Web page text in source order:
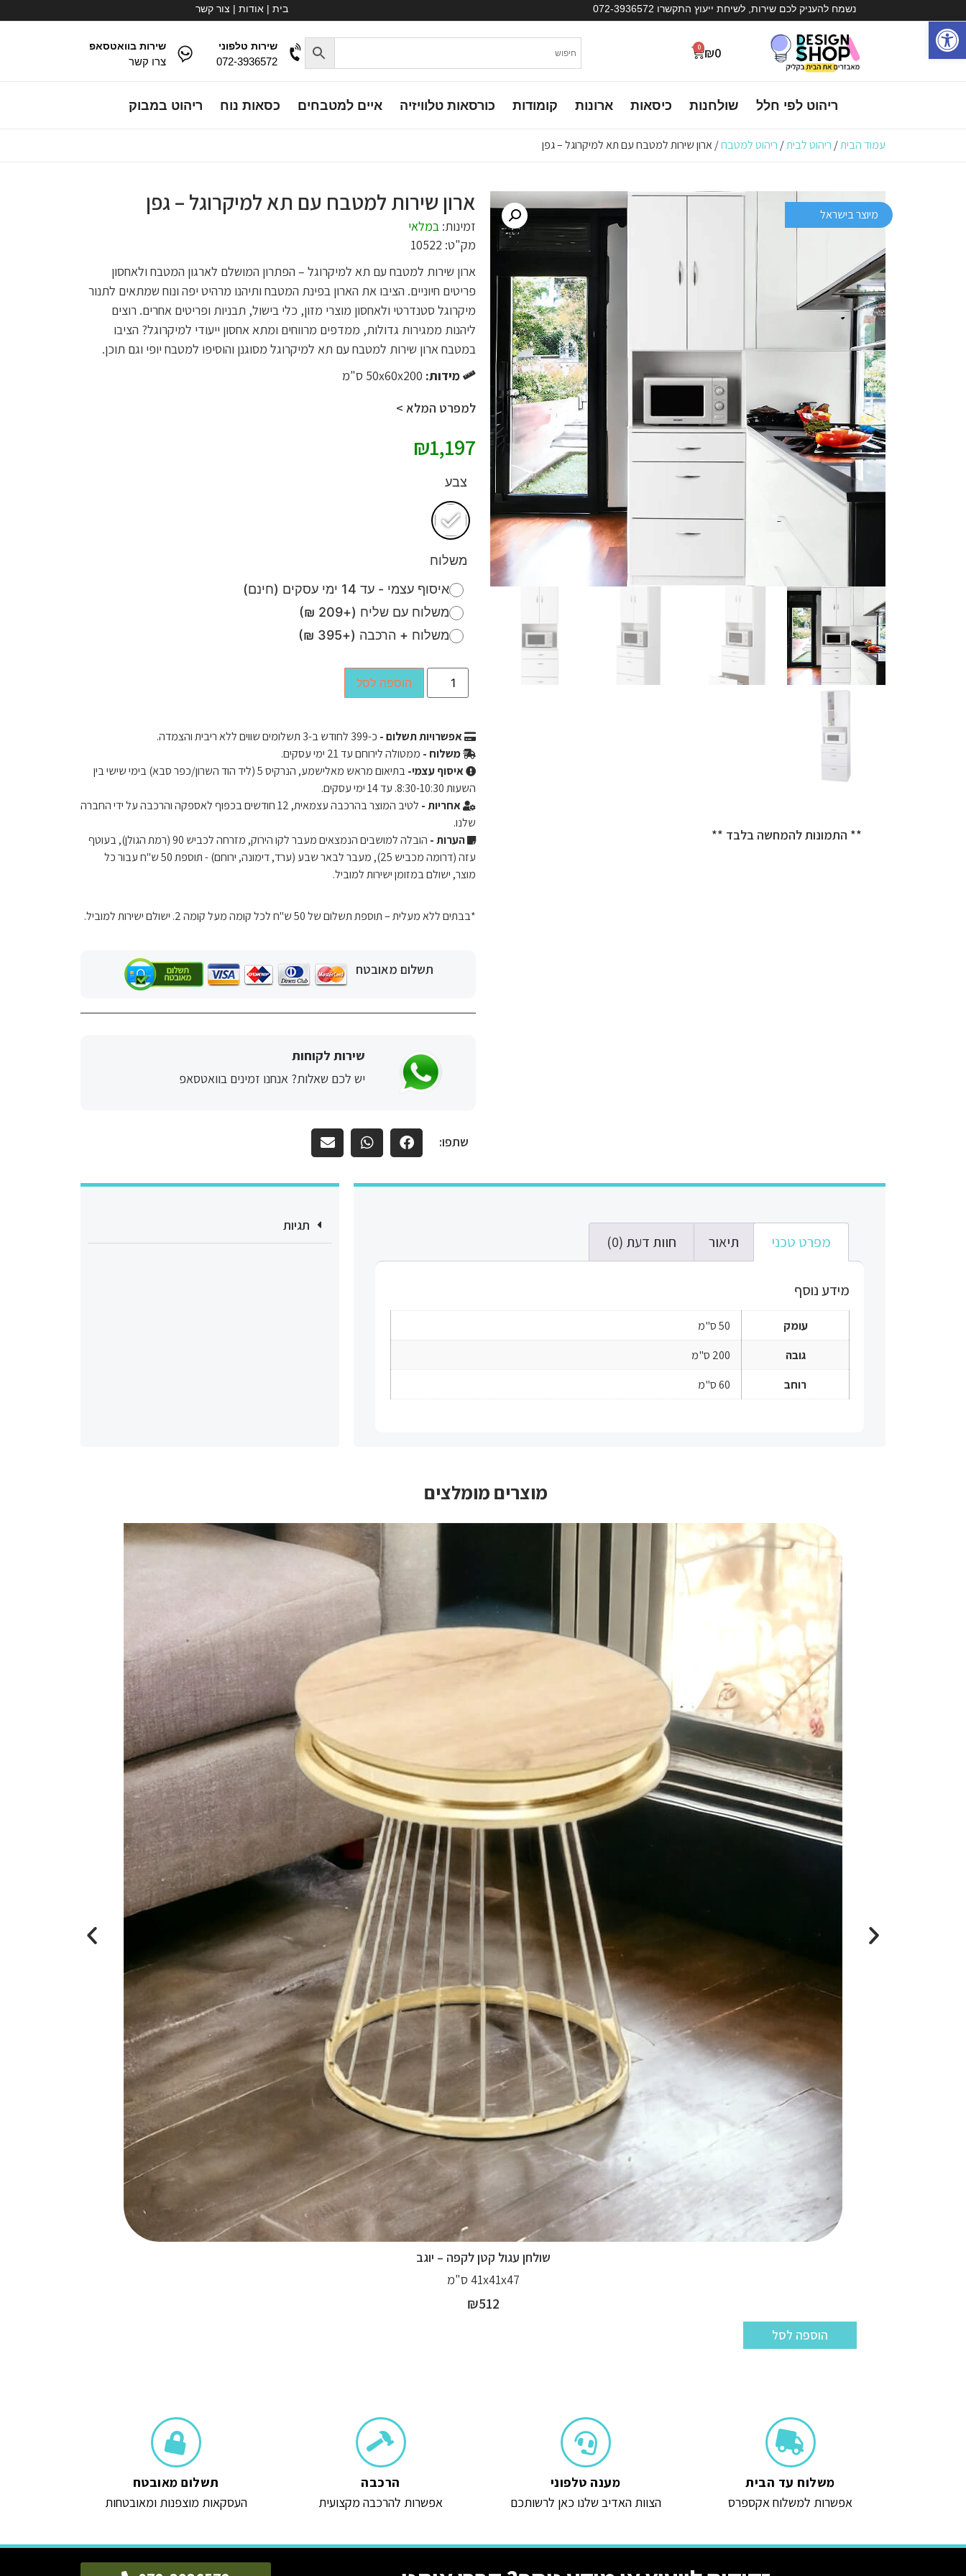
נשמח להעניק לכם שירות, לשיחת ייעוץ התקשרו 072-3936572 בית | אודות | צור קשר
₪0
0 שירות טלפוני
072-3936572
שירות בוואטסאפ
צרו קשר
ריהוט לפי חלל שולחנות כיסאות ארונות קומודות כורסאות טלוויזיה איים למטבחים כסאות נוח ריהוט במבוק
עמוד הבית/ ריהוט לבית/ ריהוט למטבח/ ארון שירות למטבח עם תא למיקרוגל – גפן
** התמונות להמחשה בלבד **
מיוצר בישראל ארון שירות למטבח עם תא למיקרוגל – גפן
זמינות: במלאי
מק"ט: 10522
ארון שירות למטבח עם תא למיקרוגל – הפתרון המושלם לארגון המטבח ולאחסון
פריטים חיוניים. הציבו את הארון בפינת המטבח ותיהנו מרהיט יפה ונוח שמתאים לתנור
מיקרוגל סטנדרטי ולאחסון מוצרי מזון, כלי בישול, תבניות ופריטים אחרים. רוצים
ליהנות ממגירות גדולות, ממדפים מרווחים ומתא אחסון ייעודי למיקרוגל? הציבו
במטבח ארון שירות למטבח עם תא למיקרוגל מסוגנן והוסיפו למטבח יופי וגם תוכן.
מידות: 50x60x200 ס"מ
למפרט המלא >
₪1,197
צבע
משלוח
איסוף עצמי - עד 14 ימי עסקים (חינם)
משלוח עם שליח (+209 ₪)
משלוח + הרכבה (+395 ₪)
הוספה לסל
אפשרויות תשלום - כ-399 לחודש ב-3 תשלומים שווים ללא ריבית והצמדה.
משלוח - ממטולה לירוחם עד 21 ימי עסקים.
איסוף עצמי-
בתיאום מראש מאלישמע, הנרקיס 5 (ליד הוד השרון/כפר סבא) בימי שישי בין
השעות 8:30-10:30. עד 14 ימי עסקים.
אחריות -
לטיב המוצר בהרכבה עצמאית, 12 חודשים בכפוף לאספקה ​​והרכבה על ידי החברה
שלנו.
הערות -
הובלה למושבים הנמצאים מעבר לקו הירוק, מזרחה לכביש 90 (רמת הגולן), בעוטף
עזה (דרומה מכביש 25), מעבר לבאר שבע (ערד, דימונה, ירוחם) - תוספת 50 ש"ח עבור כל
מוצר, ישולם במזומן ישירות למוביל.
*בבתים ללא מעלית – תוספת תשלום של 50 ש"ח לכל קומה מעל קומה 2. ישולם ישירות למוביל.
תשלום מאובטח
שירות לקוחות
יש לכם שאלות? אנחנו זמינים בוואטסאפ
שתפו:
מפרט טכני תיאור חוות דעת (0)
מידע נוסף
עומק
50 ס"מ
גובה
200 ס"מ
רוחב
60 ס"מ
תגיות
מוצרים מומלצים
שולחן עגול קטן לקפה – יוגב
41x41x47 ס"מ
₪512
הוספה לסל
משלוח עד הבית
אפשרות למשלוח אקספרס
מענה טלפוני
הצוות האדיב שלנו כאן לרשותכם
הרכבה
אפשרות להרכבה מקצועית
תשלום מאובטח
העסקאות מוצפנות ומאובטחות
פתח סרגל נגישות